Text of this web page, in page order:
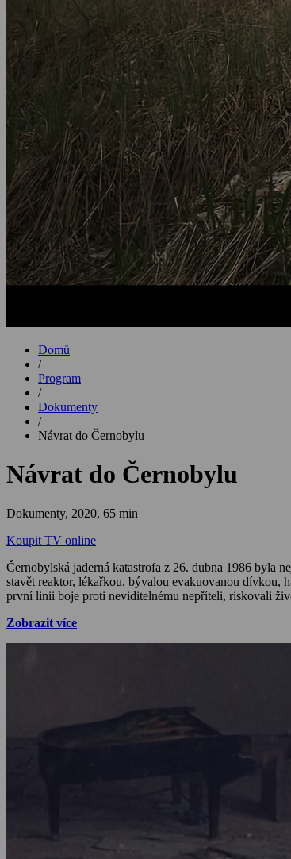
Domů
/
Program
/
Dokumenty
/
Návrat do Černobylu
Návrat do Černobylu
Dokumenty, 2020, 65 min
Koupit TV online
Černobylská jaderná katastrofa z 26. dubna 1986 byla
stavět reaktor, lékařkou, bývalou evakuovanou dívkou,
první linii boje proti neviditelnému nepříteli, riskovali
Zobrazit více